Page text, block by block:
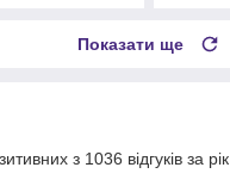
Показати ще
з 1036 відгуків за рік